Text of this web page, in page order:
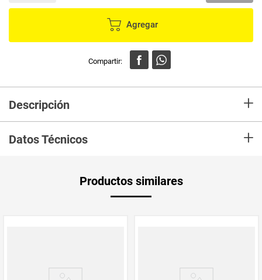
Agregar
Descripción +
Datos Técnicos +
Productos similares